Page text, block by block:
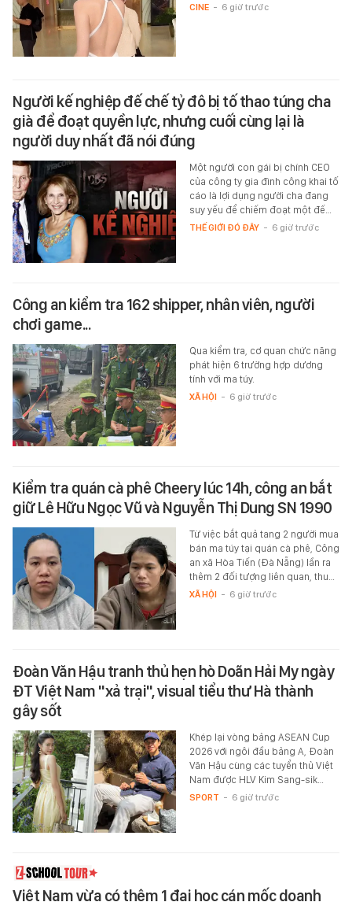
CINE - 6 giờ trước
Người kế nghiệp đế chế tỷ đô bị tố thao túng cha
già để đoạt quyền lực, nhưng cuối cùng lại là
người duy nhất đã nói đúng
Một người con gái bị chính CEO
của công ty gia đình công khai tố
cáo là lợi dụng người cha đang
suy yếu để chiếm đoạt một đế…
THẾ GIỚI ĐÓ ĐÂY - 6 giờ trước
Công an kiểm tra 162 shipper, nhân viên, người
chơi game...
Qua kiểm tra, cơ quan chức năng
phát hiện 6 trường hợp dương
tính với ma túy.
XÃ HỘI - 6 giờ trước
Kiểm tra quán cà phê Cheery lúc 14h, công an bắt
giữ Lê Hữu Ngọc Vũ và Nguyễn Thị Dung SN 1990
Từ việc bắt quả tang 2 người mua
bán ma túy tại quán cà phê, Công
an xã Hòa Tiến (Đà Nẵng) lần ra
thêm 2 đối tượng liên quan, thu…
XÃ HỘI - 6 giờ trước
Đoàn Văn Hậu tranh thủ hẹn hò Doãn Hải My ngày
ĐT Việt Nam "xả trại", visual tiểu thư Hà thành
gây sốt
Khép lại vòng bảng ASEAN Cup
2026 với ngôi đầu bảng A, Đoàn
Văn Hậu cùng các tuyển thủ Việt
Nam được HLV Kim Sang-sik…
SPORT - 6 giờ trước
Việt Nam vừa có thêm 1 đại học cán mốc doanh